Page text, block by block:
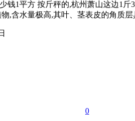
钱1平方 按斤秤的,杭州萧山这边1斤
,含水量极高,其叶、茎表皮的角质
0